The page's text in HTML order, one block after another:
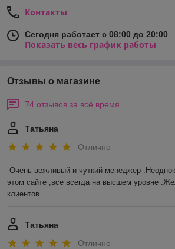
Контакты
Сегодня работает с 08:00 до 20:00
Показать весь график работы
Отзывы о магазине
74 отзывов за всё время
Татьяна
Отлично
Очень вежливый и чуткий менеджер
этом сайте ,все всегда на высшем уровне
клиентов .
Татьяна
Отлично